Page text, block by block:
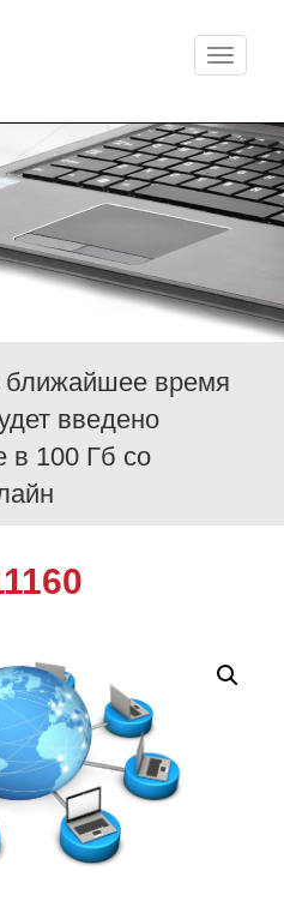
Меню
время
введено
в 100 Гб со